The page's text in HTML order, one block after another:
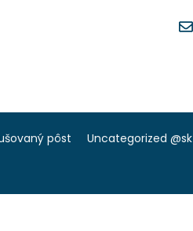
pôst Uncategorized @sk